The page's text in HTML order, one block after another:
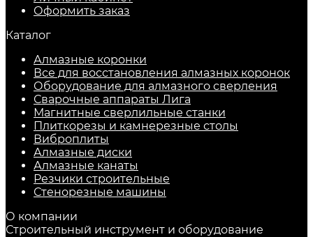
Оформить заказ
Каталог
Алмазные коронки
Все для восстановления алмазных коронок
Оборудование для алмазного сверления
Сварочные аппараты Лига
Магнитные сверлильные станки
Плиткорезы и камнерезные столы
Виброплиты
Алмазные диски
Алмазные канаты
Резчики строительные
Стенорезные машины
О компании
Строительный инструмент и оборудование